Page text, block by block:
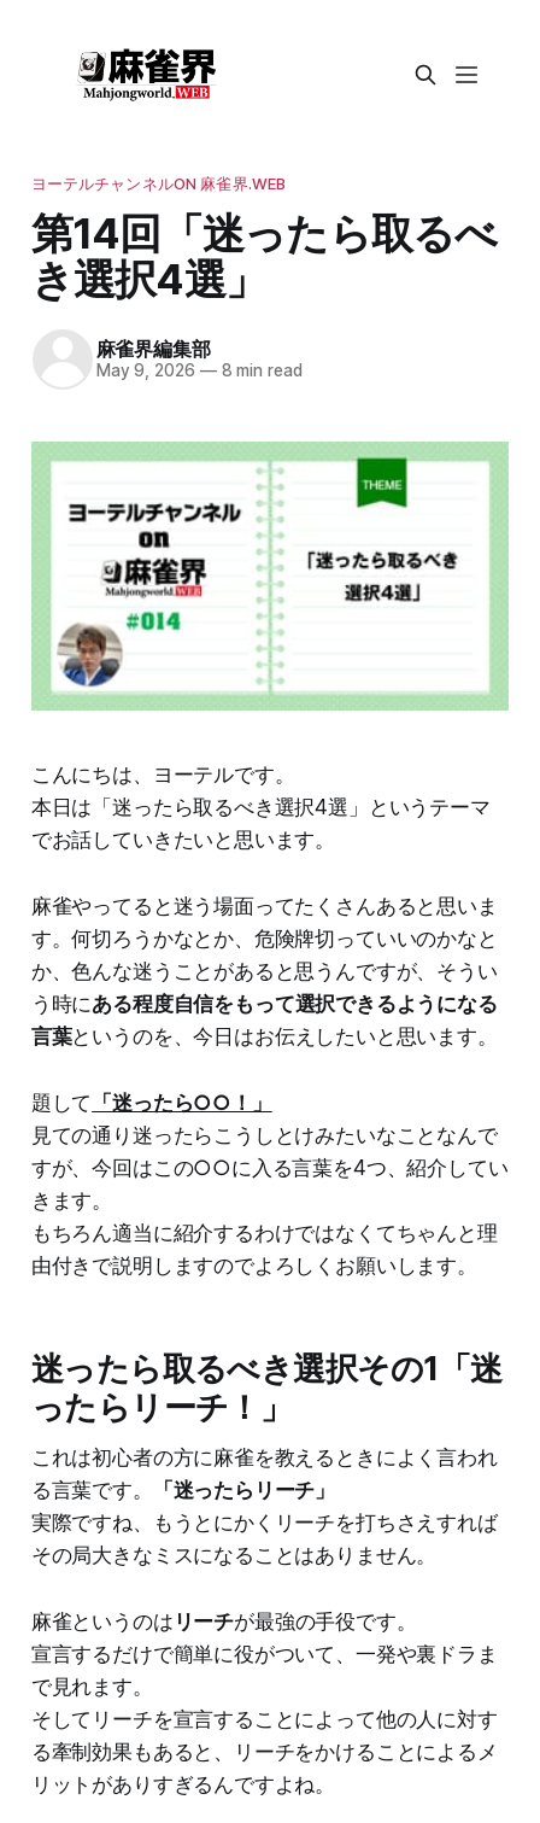
ヨーテルチャンネルON 麻雀界.WEB
第14回「迷ったら取るべ
き選択4選」
麻雀界編集部
May 9, 2026 —8 min read
こんにちは、ヨーテルです。
本日は「迷ったら取るべき選択4選」というテーマ
でお話していきたいと思います。
麻雀やってると迷う場面ってたくさんあると思いま
す。何切ろうかなとか、危険牌切っていいのかなと
か、色んな迷うことがあると思うんですが、そうい
う時にある程度自信をもって選択できるようになる
言葉というのを、今日はお伝えしたいと思います。
題して 「迷ったら○○！」
見ての通り迷ったらこうしとけみたいなことなんで
すが、今回はこの○○に入る言葉を4つ、紹介してい
きます。
もちろん適当に紹介するわけではなくてちゃんと理
由付きで説明しますのでよろしくお願いします。
迷ったら取るべき選択その1「迷
ったらリーチ！」
これは初心者の方に麻雀を教えるときによく言われ
る言葉です。
「迷ったらリーチ」
実際ですね、もうとにかくリーチを打ちさえすれば
その局大きなミスになることはありません。
麻雀というのは リーチが最強の手役です。
宣言するだけで簡単に役がついて、一発や裏ドラま
で見れます。
そしてリーチを宣言することによって他の人に対す
る牽制効果もあると、リーチをかけることによるメ
リットがありすぎるんですよね。